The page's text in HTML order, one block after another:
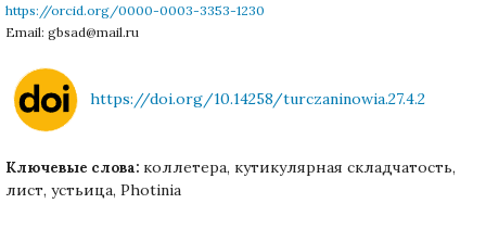
https://orcid.org/0000-0003-3353-1230
Email: gbsad@mail.ru
https://doi.org/10.14258/turczaninowia.27.4.2
Ключевые слова: коллетера, кутикулярная складчатость,
лист, устьица, Photinia